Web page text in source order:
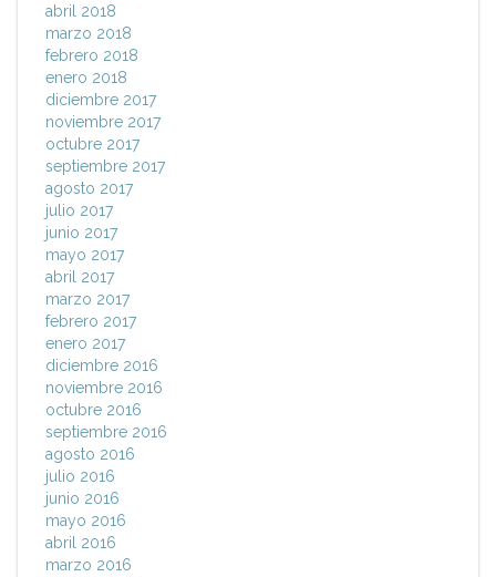
abril 2018
marzo 2018
febrero 2018
enero 2018
diciembre 2017
noviembre 2017
octubre 2017
septiembre 2017
agosto 2017
julio 2017
junio 2017
mayo 2017
abril 2017
marzo 2017
febrero 2017
enero 2017
diciembre 2016
noviembre 2016
octubre 2016
septiembre 2016
agosto 2016
julio 2016
junio 2016
mayo 2016
abril 2016
marzo 2016